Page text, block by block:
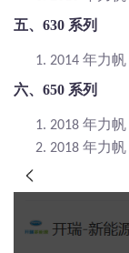
五、 630 系列
1. 2014 年力帆
六、 650 系列
1. 2018 年力帆
2. 2018 年力帆